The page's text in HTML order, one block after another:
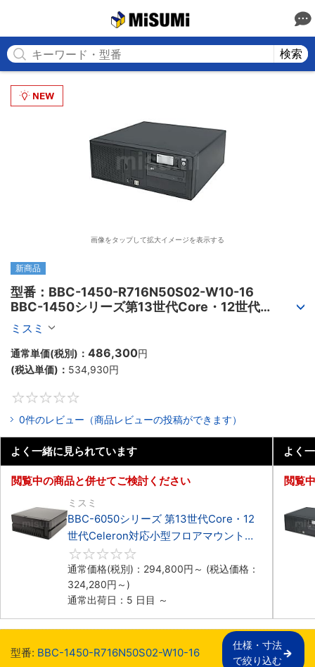
検索
画像をタップして拡大イメージを表示する
新商品
型番：BBC-1450-R716N50S02-W10-16
BBC-1450シリーズ第13世代Core・12世代
Celeron対応小型フロアマウント4PCIe
ミスミ
通常単価(税別)： 486,300円
(税込単価)： 534,930円
0件のレビュー（商品レビューの投稿ができます）
よく一緒に見られています
閲覧中の商品と併せてご検討ください
ミスミ
BBC-6050シリーズ 第13世代Core・12
世代Celeron対応小型フロアマウント
3PCIe
通常価格(税別)： 294,800円 ～ (税込価格：
324,280円 ～)
通常出荷日：5 日目 ～
よく
閲覧
型番: BBC-1450-R716N50S02-W10-16
仕様・寸法
で絞り込む